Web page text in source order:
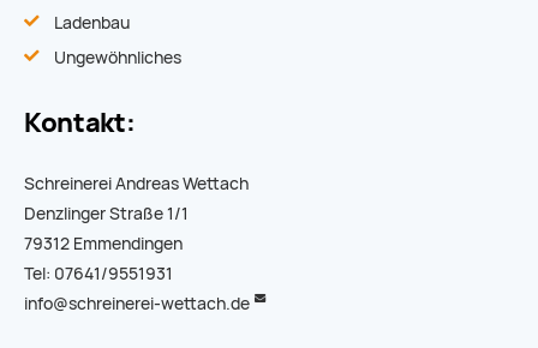
Ladenbau
Ungewöhnliches
Kontakt:
Schreinerei Andreas Wettach
Denzlinger Straße 1/1
79312 Emmendingen
Tel: 07641/9551931
info@schreinerei-wettach.de